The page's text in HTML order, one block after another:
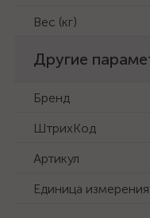
Вес (кг)
Другие
Бренд
ШтрихКод
Артикул
Единица измерения